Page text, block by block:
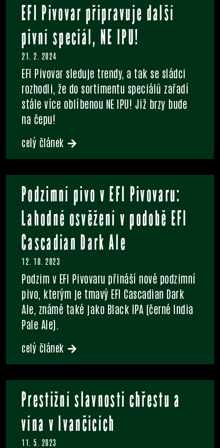
EFI Pivovar připravuje další
pivní speciál, NE IPU!
21. 2. 2024
EFI Pivovar sleduje trendy, a tak se sládci
rozhodli, že do sortimentu speciálů zařadí
stále více oblíbenou NE IPU! Již brzy bude
na čepu!
celý článek
Podzimní pivo v EFI Pivovaru:
Lahodné osvěžení v podobě EFI
Cascadian Dark Ale
12. 10. 2023
Podzim v EFI Pivovaru přináší nové podzimní
pivo, kterým je tmavý EFI Cascadian Dark
Ale, známé také jako Black IPA (černé India
Pale Ale).
celý článek
Prestižní slavnosti chřestu a
vína v Ivančicích
11. 5. 2023